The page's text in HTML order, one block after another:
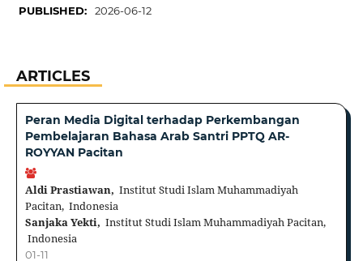
PUBLISHED: 2026-06-12
ARTICLES
Peran Media Digital terhadap Perkembangan
Pembelajaran Bahasa Arab Santri PPTQ AR-
ROYYAN Pacitan
Aldi Prastiawan, Institut Studi Islam Muhammadiyah
Pacitan, Indonesia
Sanjaka Yekti, Institut Studi Islam Muhammadiyah Pacitan,
Indonesia
01-11